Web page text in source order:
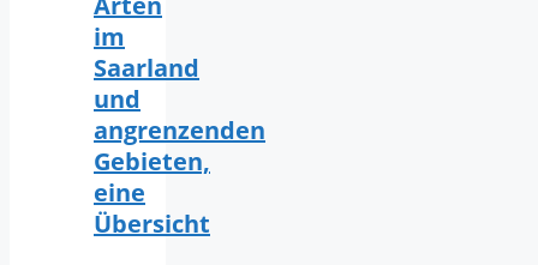
im
Saarland
und
angrenzenden
Gebieten,
eine
Übersicht